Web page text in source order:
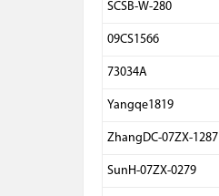
SCSB-W-280
09CS1566
73034A
Yangqe1819
ZhangDC-07ZX-1287
SunH-07ZX-0279